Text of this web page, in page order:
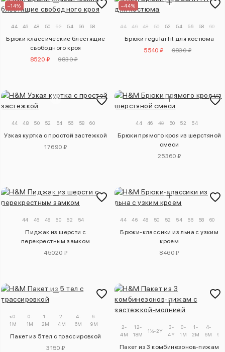
–14%
44 46 48 50 52 54 56 58
Брюки классические блестящие
свободного кроя
8520 ₽
9830 ₽
–44%
44 46 48 50 52 54 56 58 60
Брюки regular fit для костюма
5540 ₽
9830 ₽
44 48 50 52 54 56 58 60
Узкая куртка с простой застежкой
17690 ₽
44 46 48 50 52 54
Брюки прямого кроя из шерстяной
смеси
25360 ₽
44 46 48 50 52 54
Пиджак из шерсти с
перекрестным замком
45020 ₽
44 46 48 50 52 54 56 58 60
Брюки-классики из льна с узким
кроем
8460 ₽
<0-
1M
0-
1M
1-
2M
2-
4M
4-
6M
6-
9M
Пакет из 5 тел с трассировкой
3150 ₽
2-
4M
12-
18M
1½-2Y
3-
4Y
0-
1M
1-
2M
4-
6M
9M
Пакет из 3 комбинезонов-пижам